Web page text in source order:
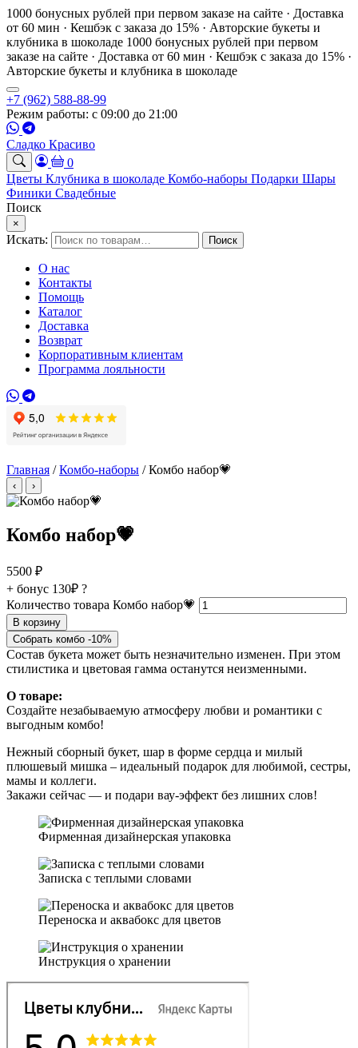
1000 бонусных рублей при первом заказе на сайте · Доставка
от 60 мин · Кешбэк с заказа до 15% · Авторские букеты и
клубника в шоколаде 1000 бонусных рублей при первом
заказе на сайте · Доставка от 60 мин · Кешбэк с заказа до 15% ·
Авторские букеты и клубника в шоколаде
+7 (962) 588-88-99
Режим работы: с 09:00 до 21:00
Сладко Красиво
0
Цветы Клубника в шоколаде Комбо-наборы Подарки Шары
Финики Свадебные
Поиск
×
Искать: Поиск
О нас
Контакты
Помощь
Каталог
Доставка
Возврат
Корпоративным клиентам
Программа лояльности
Главная /Комбо-наборы / Комбо набор💗
‹ ›
Комбо набор💗
5500 ₽
+ бонус 130₽ ?
Количество товара Комбо набор💗
В корзину
Собрать комбо -10%
Состав букета может быть незначительно изменен. При этом
стилистика и цветовая гамма останутся неизменными.
О товаре:
Создайте незабываемую атмосферу любви и романтики с
выгодным комбо!
Нежный сборный букет, шар в форме сердца и милый
плюшевый мишка – идеальный подарок для любимой, сестры,
мамы и коллеги.
Закажи сейчас — и подари вау-эффект без лишних слов!
Фирменная дизайнерская упаковка
Записка с теплыми словами
Переноска и аквабокс для цветов
Инструкция о хранении